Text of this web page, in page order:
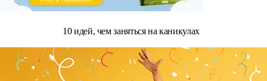
10 идей, чем заняться на каникулах